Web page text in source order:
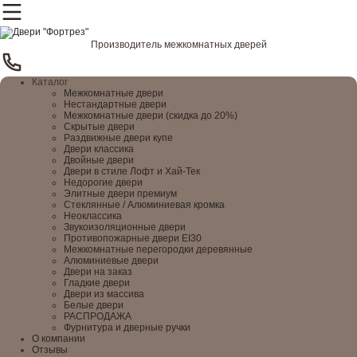
Производитель межкомнатных дверей
Каталог
Межкомнатные двери
Нестандартные двери
Межкомнатные двери (скидка до 20%)
Скрытые двери
Раздвижные двери купе
Двери классика
Двойные двери
Двери в стиле Лофт и Хай-Тек
Недорогие двери
Элитные двери премиум
Стеклянные / Алюминиевая кромка
Неоклассика
Звукоизоляционные двери
Противопожарные двери EI30
Межкомнатные перегородки деревянные
Алюминиевые двери
Двери на заказ
Гладкие двери
Двери из массива
Белые двери
РАСПРОДАЖА
Фурнитура и дверные ручки
О компании
Отзывы